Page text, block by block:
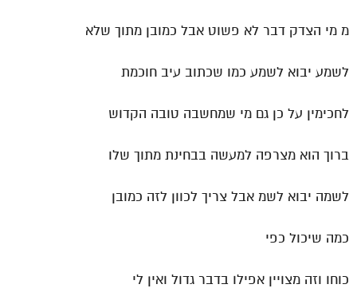
מ מי הצדק דבר לא פשוט אבל כמובן מתוך שלא
לשמע יבוא לשמע כמו שכתוב עיב חוכמת
לחכימין על כן גם מי שמחשבה טובה הקדוש
ברוך הוא מצרפה למעשה בבחינת מתוך שלו
לשמה יבוא לשמ אבל צריך לכוון לזה כמובן
כמה שיכול כפי
כוחו וזה מצויין אפילו בדבר גדול ואין לי